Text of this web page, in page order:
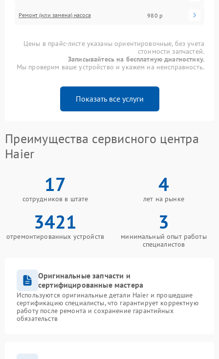
Ремонт (или замена) насоса 980 р
Цены в прайс-листе указаны ориентировочные, без учета
стоимости запчастей.
Записывайтесь на бесплатную диагностику.
Мы проверим ваше устройство и укажем на неисправность.
Показать все услуги
Преимущества сервисного центра
Haier
17
сотрудников в штате
4
лет на рынке
3421
отремонтированных устройств
3
минимальный опыт работы
специалистов
Оригинальные запчасти и
сертифицированные мастера
Используются оригинальные детали Haier и прошедшие
сертификацию специалисты, что гарантирует корректную
работу после ремонта и сохранение гарантийных
обязательств